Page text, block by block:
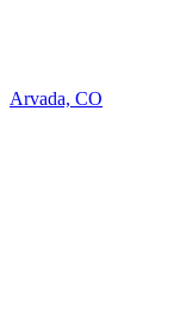
Arvada, CO